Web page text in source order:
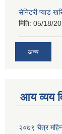
सेनिटरी प्याड
मिति: 05/18/
अन्य
आय व्यय
२०७९ चैत्र